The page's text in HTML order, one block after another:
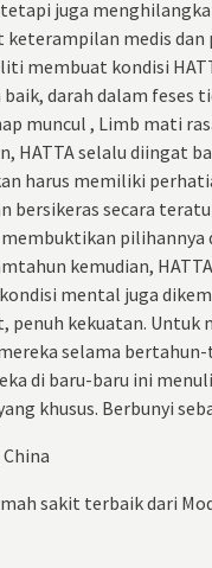
juga
keterampilan medis dan
membuat kondisi
darah dalam feses
muncul , Limb mati
HATTAselalu diingat
harus memiliki
bersikeras secara
pilihannya
kemudian, HATTA
mental juga
penuh kekuatan. Untuk
selama
di baru-baru ini
khusus. Berbunyi
sakit terbaik dari